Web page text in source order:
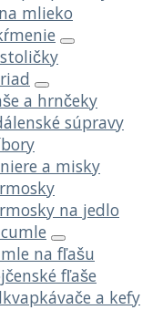
mlieko
a hrnčeky
súpravy
a misky
na jedlo
na fľašu
fľaše
a kefy